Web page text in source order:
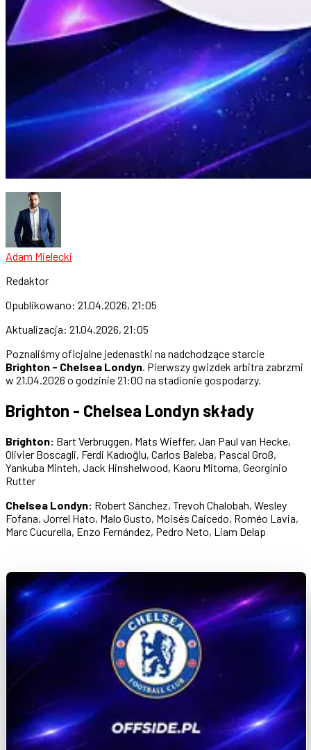
Adam Mielecki
Redaktor
Opublikowano: 21.04.2026, 21:05
Aktualizacja: 21.04.2026, 21:05
Poznaliśmy oficjalne jedenastki na nadchodzące starcie
Brighton - Chelsea Londyn. Pierwszy gwizdek arbitra zabrzmi
w 21.04.2026 o godzinie 21:00 na stadionie gospodarzy.
Brighton - Chelsea Londyn składy
Brighton: Bart Verbruggen, Mats Wieffer, Jan Paul van Hecke,
Olivier Boscagli, Ferdi Kadıoğlu, Carlos Baleba, Pascal Groß,
Yankuba Minteh, Jack Hinshelwood, Kaoru Mitoma, Georginio
Rutter
Chelsea Londyn: Robert Sánchez, Trevoh Chalobah, Wesley
Fofana, Jorrel Hato, Malo Gusto, Moisés Caicedo, Roméo Lavia,
Marc Cucurella, Enzo Fernández, Pedro Neto, Liam Delap